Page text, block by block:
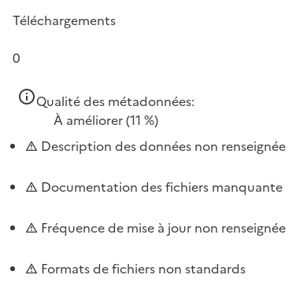
Téléchargements
0
Qualité des métadonnées:
À améliorer(11 %)
Description des données non renseignée
Documentation des fichiers manquante
Fréquence de mise à jour non renseignée
Formats de fichiers non standards